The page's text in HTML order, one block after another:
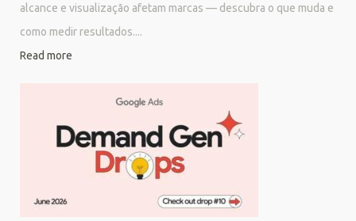
alcance e visualização afetam marcas — descubra o que muda e
como medir resultados....
Read more